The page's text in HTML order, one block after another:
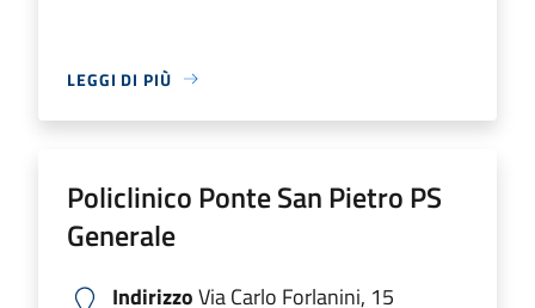
LEGGI DI PIÙ
Policlinico Ponte San Pietro PS
Generale
IndirizzoVia Carlo Forlanini, 15